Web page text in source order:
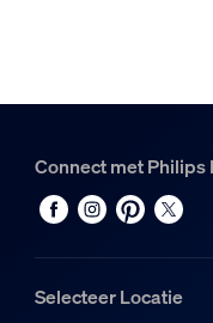
Hue White and
Connect met Philips
Selecteer Locatie